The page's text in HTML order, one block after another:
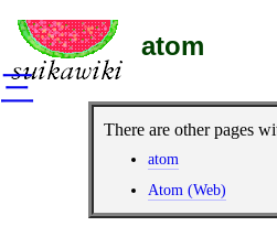
atom
There are other pages
atom
Atom (Web)
三